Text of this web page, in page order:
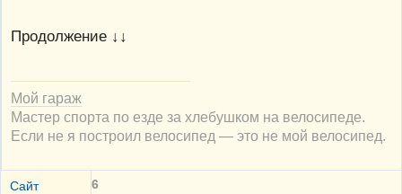
Продолжение ↓↓
Мой гараж
Мастер спорта по езде за хлебушком на велосипеде.
Если не я построил велосипед — это не мой велосипед.
Сайт 6